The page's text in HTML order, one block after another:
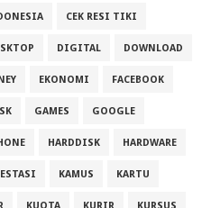
CEK RESI TIKI
DIGITAL DOWNLOAD
EKONOMI FACEBOOK
GAMES GOOGLE
HARDDISK HARDWARE
KAMUS KARTU